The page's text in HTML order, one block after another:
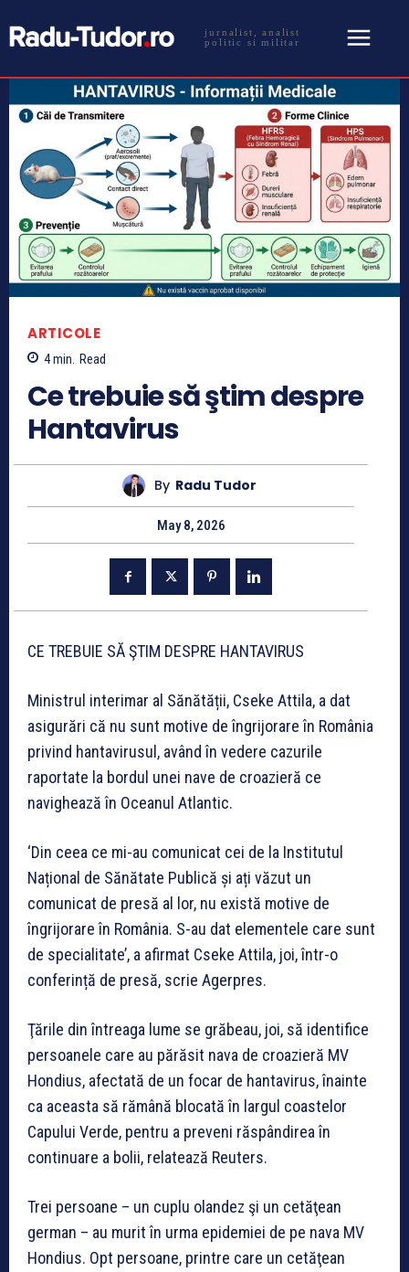
jurnalist, analist
politic si militar
ARTICOLE
4min. Read
Ce trebuie să ştim despre
Hantavirus
By Radu Tudor
May 8, 2026
CE TREBUIE SĂ ŞTIM DESPRE HANTAVIRUS
Ministrul interimar al Sănătății, Cseke Attila, a dat
asigurări că nu sunt motive de îngrijorare în România
privind hantavirusul, având în vedere cazurile
raportate la bordul unei nave de croazieră ce
navighează în Oceanul Atlantic.
‘Din ceea ce mi-au comunicat cei de la Institutul
Național de Sănătate Publică și ați văzut un
comunicat de presă al lor, nu există motive de
îngrijorare în România. S-au dat elementele care sunt
de specialitate’, a afirmat Cseke Attila, joi, într-o
conferință de presă, scrie Agerpres.
Ţările din întreaga lume se grăbeau, joi, să identifice
persoanele care au părăsit nava de croazieră MV
Hondius, afectată de un focar de hantavirus, înainte
ca aceasta să rămână blocată în largul coastelor
Capului Verde, pentru a preveni răspândirea în
continuare a bolii, relatează Reuters.
Trei persoane – un cuplu olandez şi un cetăţean
german – au murit în urma epidemiei de pe nava MV
Hondius. Opt persoane, printre care un cetăţean